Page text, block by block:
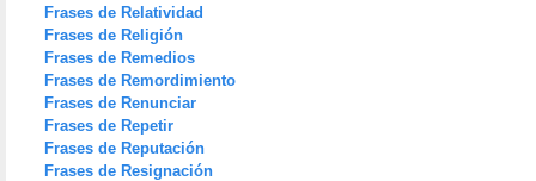
Frases de Relatividad
Frases de Religión
Frases de Remedios
Frases de Remordimiento
Frases de Renunciar
Frases de Repetir
Frases de Reputación
Frases de Resignación